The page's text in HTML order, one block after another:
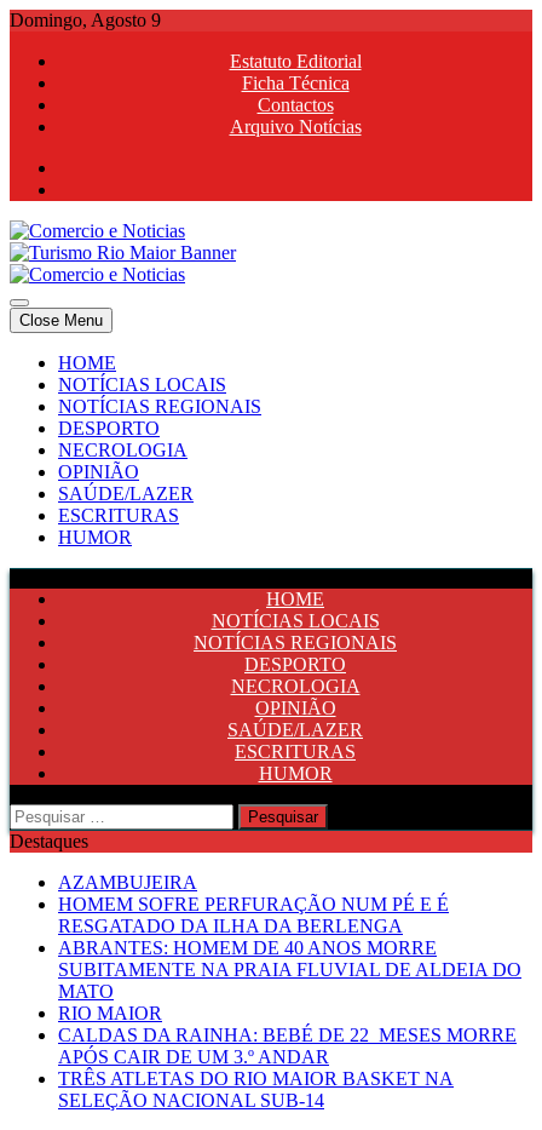
Skip
content
Domingo, Agosto 9
Estatuto Editorial
Ficha Técnica
Contactos
Arquivo Notícias
Comercio e Noticias
Notícias e Publicidade Online
Comercio e Noticias
Notícias e Publicidade Online
Close Menu
HOME
NOTÍCIAS LOCAIS
NOTÍCIAS REGIONAIS
DESPORTO
NECROLOGIA
OPINIÃO
SAÚDE/LAZER
ESCRITURAS
HUMOR
HOME
NOTÍCIAS LOCAIS
NOTÍCIAS REGIONAIS
DESPORTO
NECROLOGIA
OPINIÃO
SAÚDE/LAZER
ESCRITURAS
HUMOR
Pesquisar
por:
Destaques
AZAMBUJEIRA
HOMEM SOFRE PERFURAÇÃO NUM PÉ E É
RESGATADO DA ILHA DA BERLENGA
ABRANTES: HOMEM DE 40 ANOS MORRE
SUBITAMENTE NA PRAIA FLUVIAL DE ALDEIA DO
MATO
RIO MAIOR
CALDAS DA RAINHA: BEBÉ DE 22 MESES MORRE
APÓS CAIR DE UM 3.º ANDAR
TRÊS ATLETAS DO RIO MAIOR BASKET NA
SELEÇÃO NACIONAL SUB-14